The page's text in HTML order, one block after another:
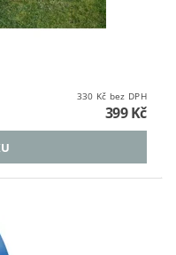
330 Kč bez DPH
399 Kč